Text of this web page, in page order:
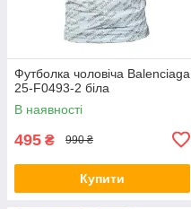
Футболка чоловіча Balenciaga
25-F0493-2 біла
В наявності
495 ₴ 990 ₴
Купити